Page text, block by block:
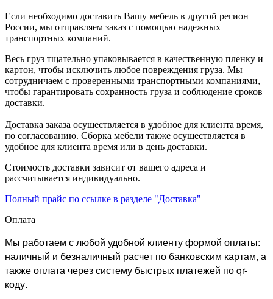
Если необходимо доставить Вашу мебель в другой регион
России, мы отправляем заказ с помощью надежных
транспортных компаний.
Весь груз тщательно упаковывается в качественную пленку и
картон, чтобы исключить любое повреждения груза. Мы
сотрудничаем с проверенными транспортными компаниями,
чтобы гарантировать сохранность груза и соблюдение сроков
доставки.
Доставка заказа осуществляется в удобное для клиента время,
по согласованию. Сборка мебели также осуществляется в
удобное для клиента время или в день доставки.
Стоимость доставки зависит от вашего адреса и
рассчитывается индивидуально.
Полный прайс по ссылке в разделе "Доставка"
Оплата
Мы работаем с любой удобной клиенту формой оплаты:
наличный и безналичный расчет по банковским картам, а
также оплата через систему быстрых платежей по qr-
коду.